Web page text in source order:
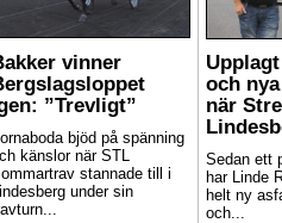
vinner
”Trevligt”
bjöd på spänning
känslor när STL
stannade till i
under sin
och
när
Sedan ett
har Linde
helt ny
och...